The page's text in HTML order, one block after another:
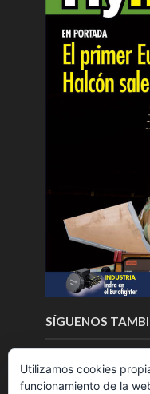
SÍGUENOS
Utilizamos cookies
funcionamiento de la